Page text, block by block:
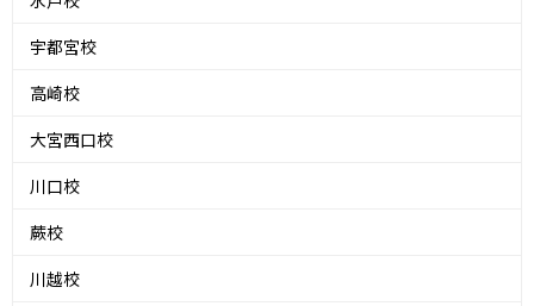
宇都宮校
高崎校
大宮西口校
川口校
蕨校
川越校